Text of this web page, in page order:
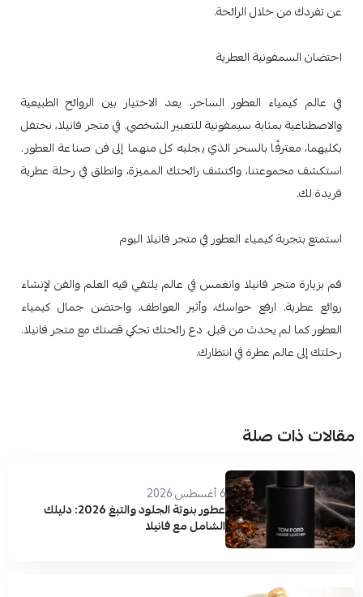
عن تفردك من خلال الرائحة.
احتضان السمفونية العطرية
في عالم كيمياء العطور الساحر، يعد الاختيار بين الروائح الطبيعية
والاصطناعية بمثابة سيمفونية للتعبير الشخصي. في متجر فانيلا، نحتفل
بكليهما، معترفًا بالسحر الذي يجلبه كل منهما إلى فن صناعة العطور.
استكشف مجموعتنا، واكتشف رائحتك المميزة، وانطلق في رحلة عطرية
فريدة لك.
استمتع بتجربة كيمياء العطور في متجر فانيلا اليوم
قم بزيارة متجر فانيلا وانغمس في عالم يلتقي فيه العلم والفن لإنشاء
روائع عطرية. ارفع حواسك، وأثير العواطف، واحتضن جمال كيمياء
العطور كما لم يحدث من قبل. دع رائحتك تحكي قصتك مع متجر فانيلا.
رحلتك إلى عالم عطرة في انتظارك.
مقالات ذات صلة
6 أغسطس 2026
عطور بنوتة الجلود والتبغ 2026: دليلك
الشامل مع فانيلا